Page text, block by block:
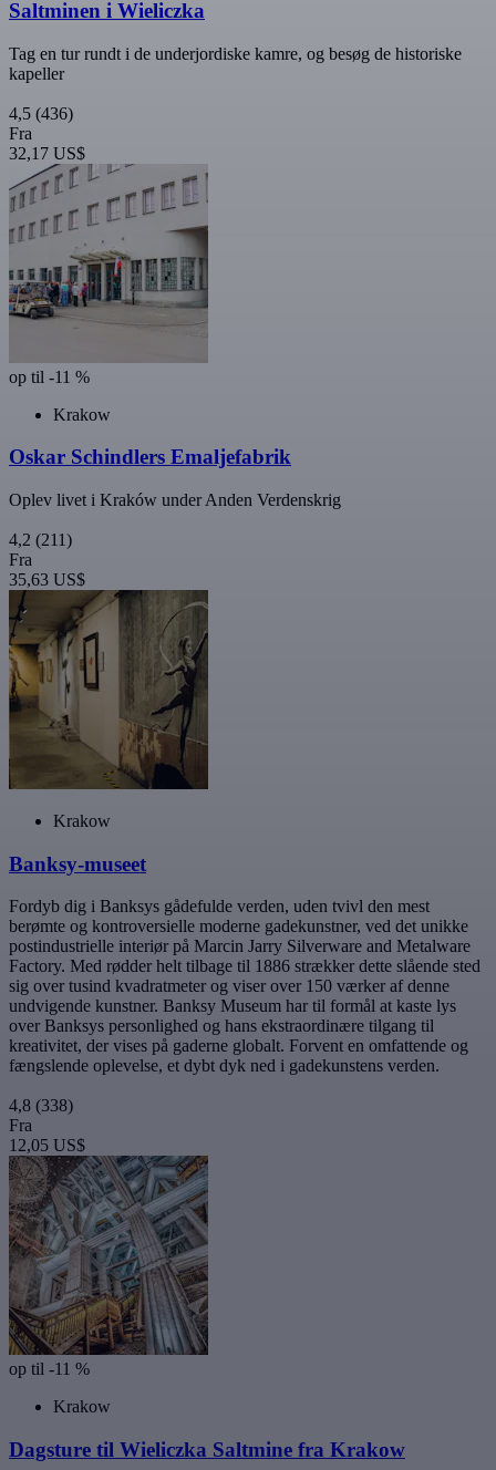
Saltminen i Wieliczka
Tag en tur rundt i de underjordiske kamre, og besøg de historiske
kapeller
4,5 (436)
Fra
32,17 US$
op til -11 %
Krakow
Oskar Schindlers Emaljefabrik
Oplev livet i Kraków under Anden Verdenskrig
4,2 (211)
Fra
35,63 US$
Krakow
Banksy-museet
Fordyb dig i Banksys gådefulde verden, uden tvivl den mest
berømte og kontroversielle moderne gadekunstner, ved det unikke
postindustrielle interiør på Marcin Jarry Silverware and Metalware
Factory. Med rødder helt tilbage til 1886 strækker dette slående sted
sig over tusind kvadratmeter og viser over 150 værker af denne
undvigende kunstner. Banksy Museum har til formål at kaste lys
over Banksys personlighed og hans ekstraordinære tilgang til
kreativitet, der vises på gaderne globalt. Forvent en omfattende og
fængslende oplevelse, et dybt dyk ned i gadekunstens verden.
4,8 (338)
Fra
12,05 US$
op til -11 %
Krakow
Dagsture til Wieliczka Saltmine fra Krakow